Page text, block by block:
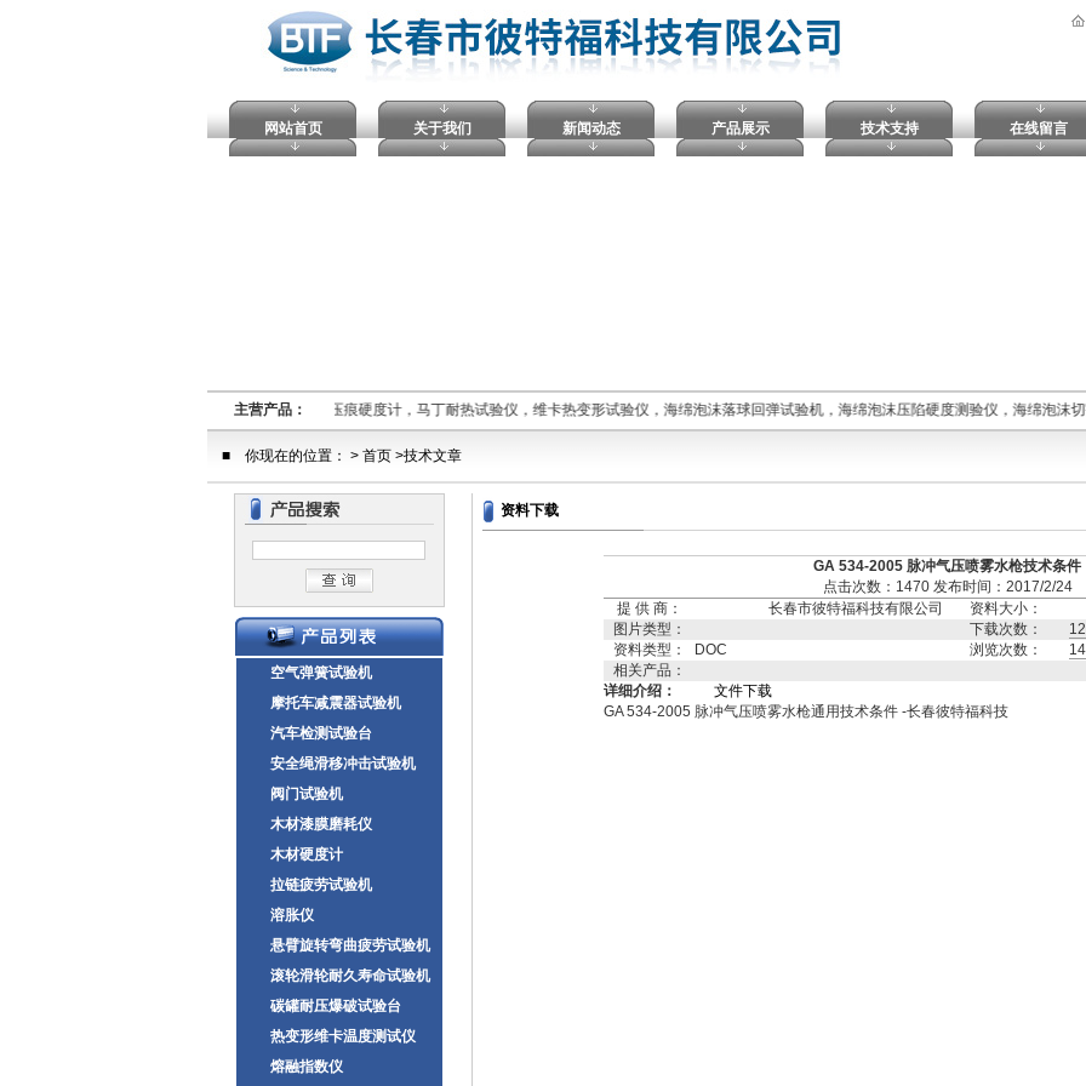
网站首页 关于我们 新闻动态 产品展示 技术支持 在线留言
主营产品：
熔融指数仪,电压击穿试验仪，塑料球压痕硬度计，马丁耐热试验仪，维卡热变形试验仪，海绵泡沫落球回弹试验机，海绵泡沫压陷硬度测验仪，海绵泡
■ 你现在的位置： > 首页 >技术文章
空气弹簧试验机
摩托车减震器试验机
汽车检测试验台
安全绳滑移冲击试验机
阀门试验机
木材漆膜磨耗仪
木材硬度计
拉链疲劳试验机
溶胀仪
悬臂旋转弯曲疲劳试验机
滚轮滑轮耐久寿命试验机
碳罐耐压爆破试验台
热变形维卡温度测试仪
熔融指数仪
资料下载
GA 534-2005 脉冲气压喷雾水枪技术条件
点击次数：1470 发布时间：2017/2/24
提 供 商：
长春市彼特福科技有限公司
资料大小：
图片类型：
下载次数：
资料类型：
DOC 浏览次数：
相关产品：
详细介绍：
文件下载
GA 534-2005 脉冲气压喷雾水枪通用技术条件 -长春彼特福科技